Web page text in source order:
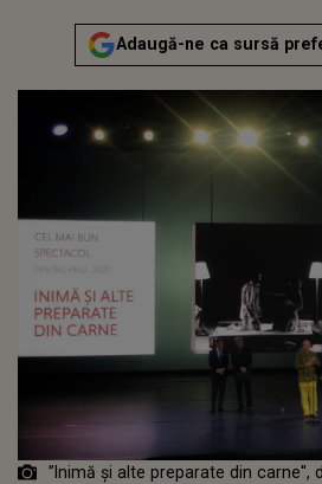
Adaugă-ne ca sursă
”Inimă şi alte preparate din carne'',